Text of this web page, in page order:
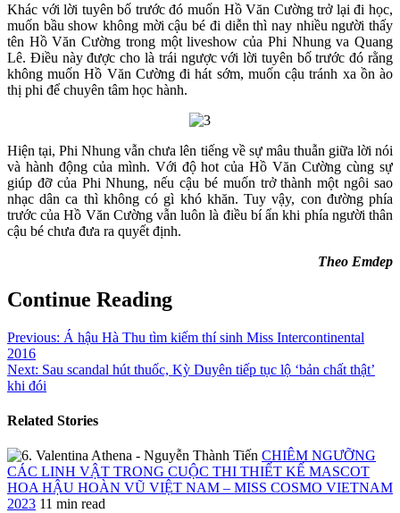
Khác với lời tuyên bố trước đó muốn Hồ Văn Cường trở lại đi học,
muốn bầu show không mời cậu bé đi diễn thì nay nhiều người thấy
tên Hồ Văn Cường trong một liveshow của Phi Nhung va Quang
Lê. Điều này được cho là trái ngược với lời tuyên bố trước đó rằng
không muốn Hồ Văn Cường đi hát sớm, muốn cậu tránh xa ồn ào
thị phi để chuyên tâm học hành.
Hiện tại, Phi Nhung vẫn chưa lên tiếng về sự mâu thuẫn giữa lời nói
và hành động của mình. Với độ hot của Hồ Văn Cường cùng sự
giúp đỡ của Phi Nhung, nếu cậu bé muốn trở thành một ngôi sao
nhạc dân ca thì không có gì khó khăn. Tuy vậy, con đường phía
trước của Hồ Văn Cường vẫn luôn là điều bí ẩn khi phía người thân
cậu bé chưa đưa ra quyết định.
Theo Emdep
Continue Reading
Previous: Á hậu Hà Thu tìm kiếm thí sinh Miss Intercontinental
2016
Next: Sau scandal hút thuốc, Kỳ Duyên tiếp tục lộ ‘bản chất thật’
khi đói
Related Stories
CHIÊM NGƯỠNG
CÁC LINH VẬT TRONG CUỘC THI THIẾT KẾ MASCOT
HOA HẬU HOÀN VŨ VIỆT NAM – MISS COSMO VIETNAM
2023 11 min read